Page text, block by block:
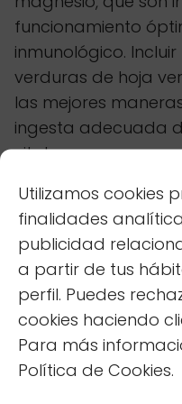
Utilizamos cookies
finalidades
publicidad
a partir de tus
perfil. Puedes
cookies haciendo
Para más
Política de Cookies.
funcionamiento
inmunológico.
verduras de hoja
las mejores
ingesta adecuada
vitales.
Bayas:
Poderosos
Las bayas, como
fresas y moras, son
especialmente
color vibrante.